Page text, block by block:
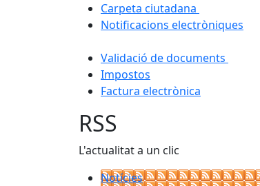
Carpeta ciutadana
Notificacions electròniques
Validació de documents
Impostos
Factura electrònica
RSS
L'actualitat a un clic
Notícies